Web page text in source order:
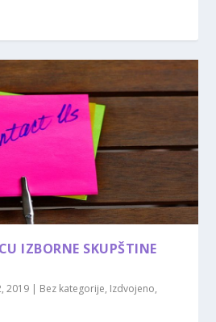
IZBORNE SKUPŠTINE
2019 | Bez kategorije, Izdvojeno,